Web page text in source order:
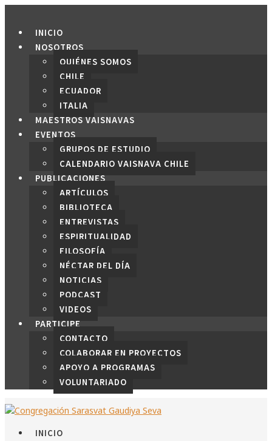
contenidoINICIO
NOSOTROS
QUIÉNES SOMOS
CHILE
ECUADOR
ITALIA
MAESTROS VAISNAVAS
EVENTOS
GRUPOS DE ESTUDIO
CALENDARIO VAISNAVA CHILE
PUBLICACIONES
ARTÍCULOS
BIBLIOTECA
ENTREVISTAS
ESPIRITUALIDAD
FILOSOFÍA
NÉCTAR DEL DÍA
NOTICIAS
PODCAST
VIDEOS
PARTICIPE
CONTACTO
COLABORAR EN PROYECTOS
APOYO A PROGRAMAS
VOLUNTARIADO
INICIO